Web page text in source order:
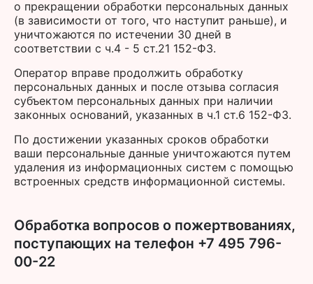
о прекращении обработки персональных данных
(в зависимости от того, что наступит раньше), и
уничтожаются по истечении 30 дней в
соответствии с ч.4 - 5 ст.21 152-ФЗ.
Оператор вправе продолжить обработку
персональных данных и после отзыва согласия
субъектом персональных данных при наличии
законных оснований, указанных в ч.1 ст.6 152-ФЗ.
По достижении указанных сроков обработки
ваши персональные данные уничтожаются путем
удаления из информационных систем с помощью
встроенных средств информационной системы.
Обработка вопросов о пожертвованиях,
поступающих на телефон +7 495 796-
00-22